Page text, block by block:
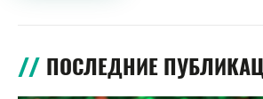
ПОСЛЕДНИЕ